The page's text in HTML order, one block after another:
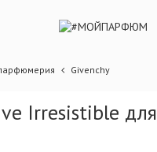
Givenchy
Irresistible для